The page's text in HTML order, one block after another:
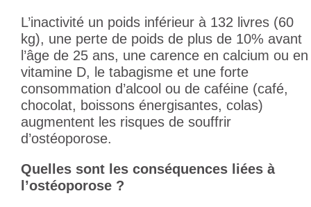
L’inactivité un poids inférieur à 132 livres (60
kg), une perte de poids de plus de 10% avant
l’âge de 25 ans, une carence en calcium ou en
vitamine D, le tabagisme et une forte
consommation d’alcool ou de caféine (café,
chocolat, boissons énergisantes, colas)
augmentent les risques de souffrir
d’ostéoporose.
Quelles sont les conséquences liées à
l’ostéoporose ?